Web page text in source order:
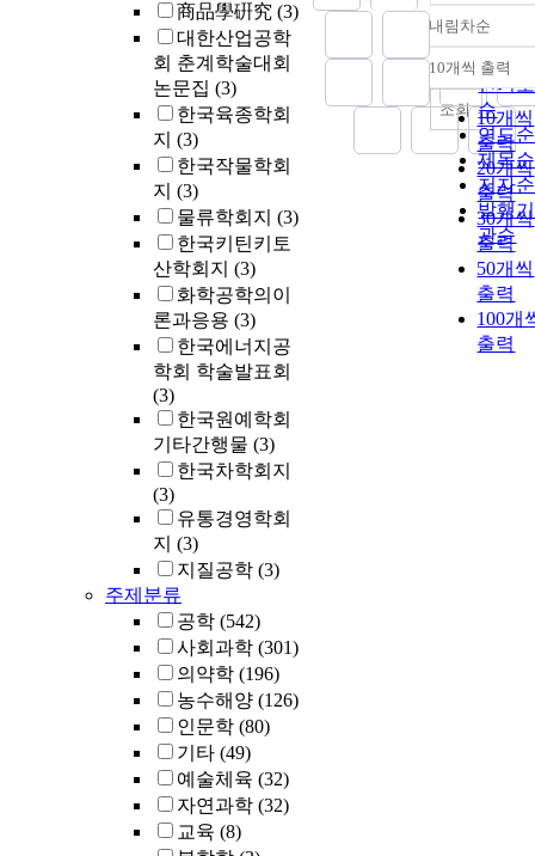
商品學硏究 (3)
대한산업공학
회 춘계학술대회
논문집 (3)
한국육종학회
지 (3)
한국작물학회
지 (3)
물류학회지 (3)
한국키틴키토
산학회지 (3)
화학공학의이
론과응용 (3)
한국에너지공
학회 학술발표회
(3)
한국원예학회
기타간행물 (3)
한국차학회지
(3)
유통경영학회
지 (3)
지질공학 (3)
주제분류
공학 (542)
사회과학 (301)
의약학 (196)
농수해양 (126)
인문학 (80)
기타 (49)
예술체육 (32)
자연과학 (32)
교육 (8)
정확도
순
인기도
순
연도순
제목순
저자순
발행기
관순
내림차순
내림
10개씩 출력
10개씩
출력
20개씩
출력
30개씩
출력
50개씩
출력
100개
출력
조회